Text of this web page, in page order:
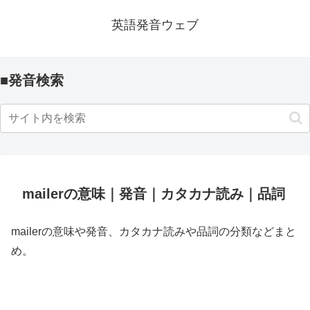
英語発音ウェブ
■発音検索
mailerの意味｜発音｜カタカナ読み｜品詞
mailerの意味や発音、カタカナ読みや品詞の分類などまと
め。